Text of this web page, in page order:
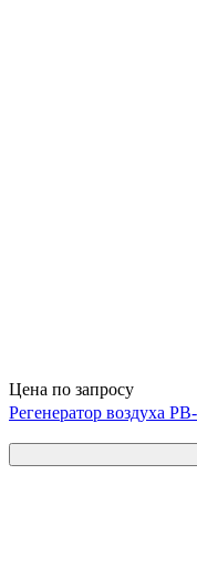
Цена по запросу
Регенератор воздуха